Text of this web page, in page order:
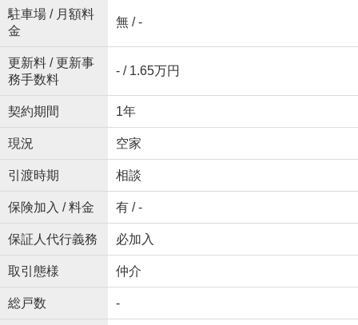
駐車場 / 月額料
金
無 / -
更新料 / 更新事
務手数料
- / 1.65万円
契約期間 1年
現況 空家
引渡時期 相談
保険加入 / 料金 有 / -
保証人代行義務 必加入
取引態様 仲介
総戸数 -